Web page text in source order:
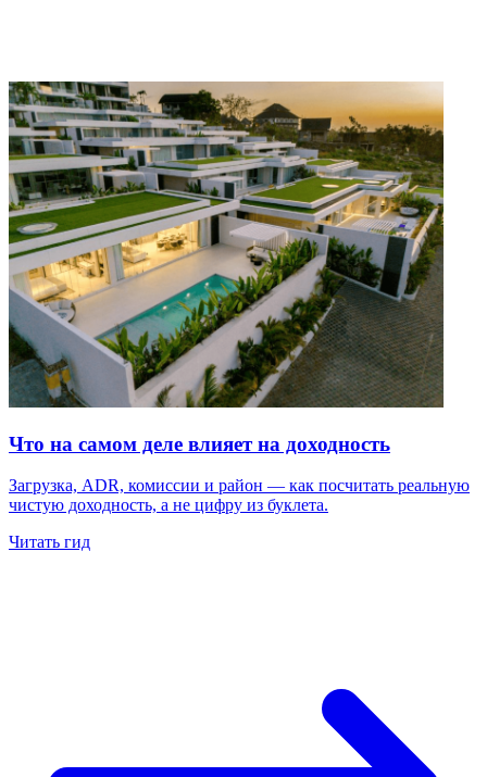
Что на самом деле влияет на доходность
Загрузка, ADR, комиссии и район — как посчитать реальную
чистую доходность, а не цифру из буклета.
Читать гид